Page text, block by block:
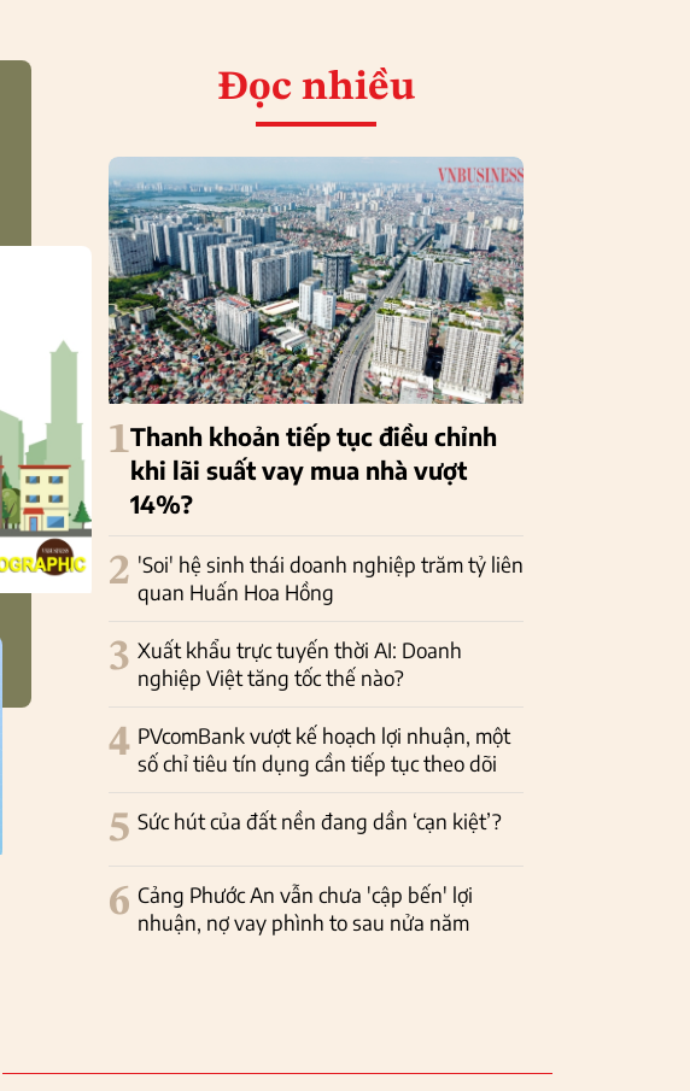
Đọc nhiều
1Thanh khoản tiếp tục điều chỉnh
khi lãi suất vay mua nhà vượt
14%?
2 'Soi' hệ sinh thái doanh nghiệp trăm tỷ liên
quan Huấn Hoa Hồng
3 Xuất khẩu trực tuyến thời AI: Doanh
nghiệp Việt tăng tốc thế nào?
4 PVcomBank vượt kế hoạch lợi nhuận, một
số chỉ tiêu tín dụng cần tiếp tục theo dõi
5 Sức hút của đất nền đang dần ‘cạn kiệt’?
6 Cảng Phước An vẫn chưa 'cập bến' lợi
nhuận, nợ vay phình to sau nửa năm